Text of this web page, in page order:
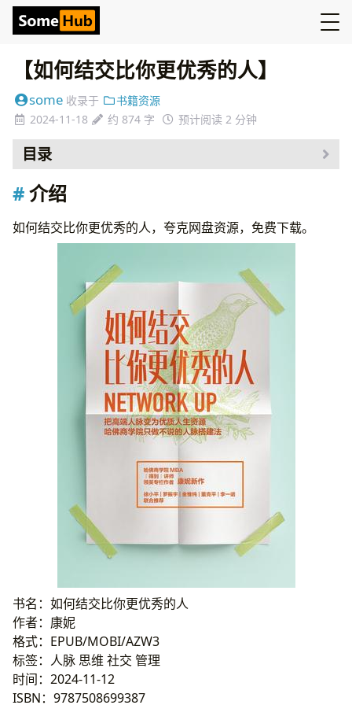
【如何结交比你更优秀的人】
some 收录于
书籍资源
2024-11-18
约 874 字 预计阅读 2 分钟
目录
介绍
资源
介绍
如何结交比你更优秀的人，夸克网盘资源，免费下载。
书名：如何结交比你更优秀的人
作者：康妮
格式：EPUB/MOBI/AZW3
标签：人脉 思维 社交 管理
时间：2024-11-12
ISBN：9787508699387